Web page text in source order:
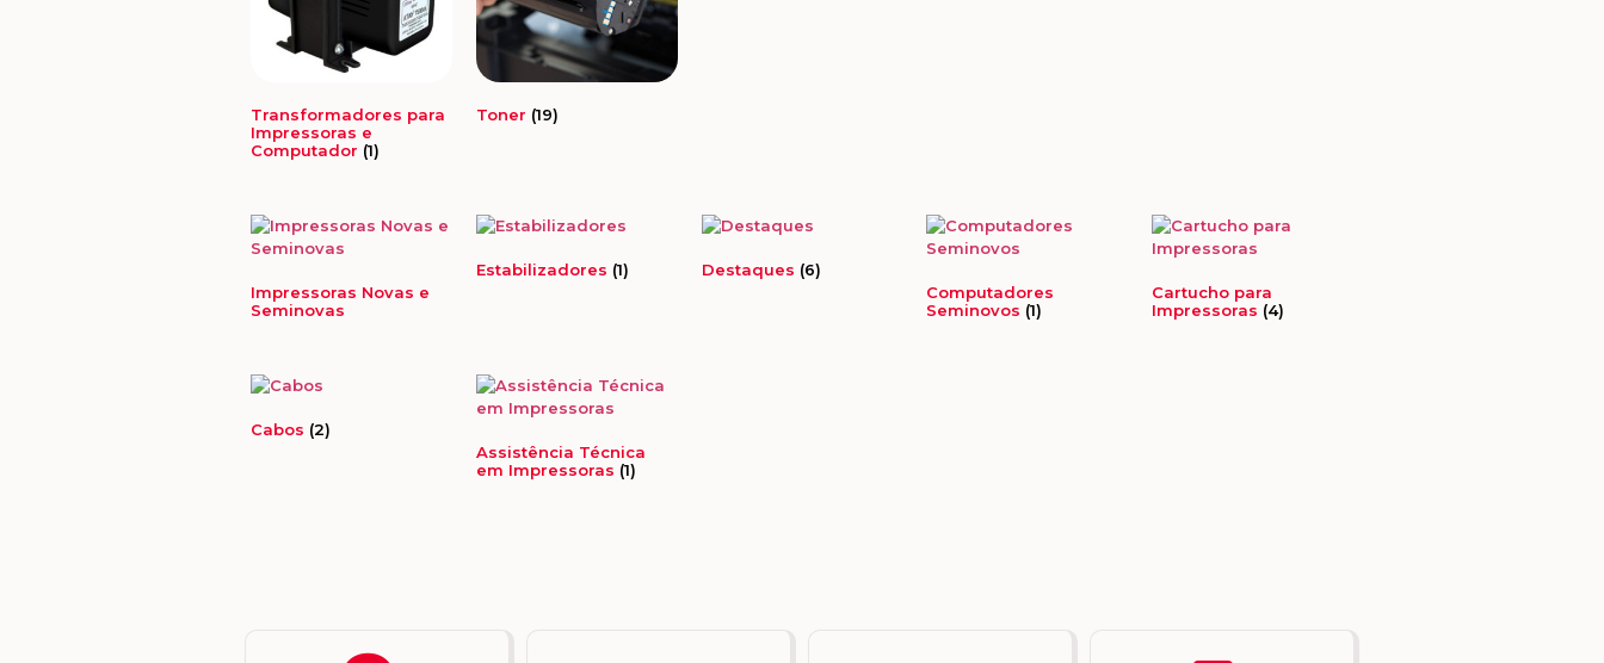
Transformadores para
Impressoras e
Computador (1)
Toner (19)
Impressoras Novas e
Seminovas
Estabilizadores (1) Destaques (6)
Computadores
Seminovos (1)
Cartucho para
Impressoras (4)
Cabos (2)
Assistência Técnica
em Impressoras (1)